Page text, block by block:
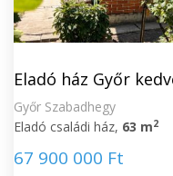
Eladó ház Győr
Győr Szabadhegy
Eladó családi ház, 63 m2
67 900 000 Ft